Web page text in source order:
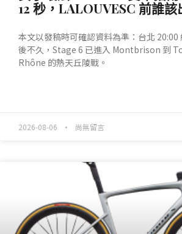
12 秒，LALOUVESC 前誰該
本文以發稿時可確認資料為準：台北 20:00
後不久，Stage 6 已進入 Montbrison 到
Rhône 的熱天丘陵戰。
2026-08-06 尚無留言